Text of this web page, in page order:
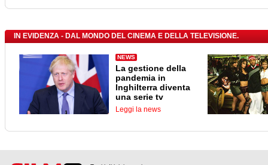
IN EVIDENZA - DAL MONDO DEL CINEMA E DELLA TELEVISIONE.
NEWS
La gestione della
pandemia in
Inghilterra diventa
una serie tv
Leggi la news